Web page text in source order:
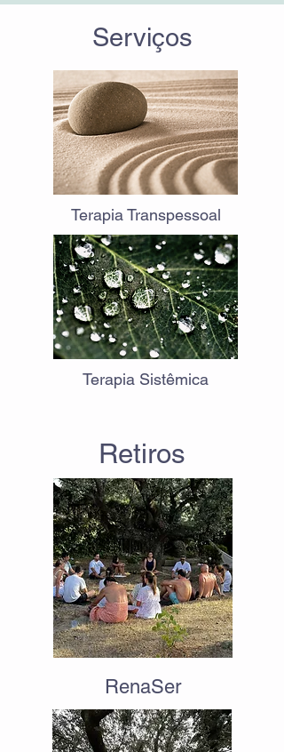
Serviços
Terapia Transpessoal
Terapia Sistêmica
Retiros
RenaSer